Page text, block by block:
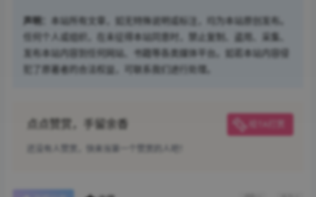
声明：
本站所有文章，如无特殊说明或标注，均为本站原创发布。
任何个人或组织，在未征得本站同意时，禁止复制、盗用、采集、
发布本站内容到任何网站、书籍等各类媒体平台。如若本站内容侵
犯了原著者的合法权益，可联系我们进行处理。
点点赞赏，手留余香